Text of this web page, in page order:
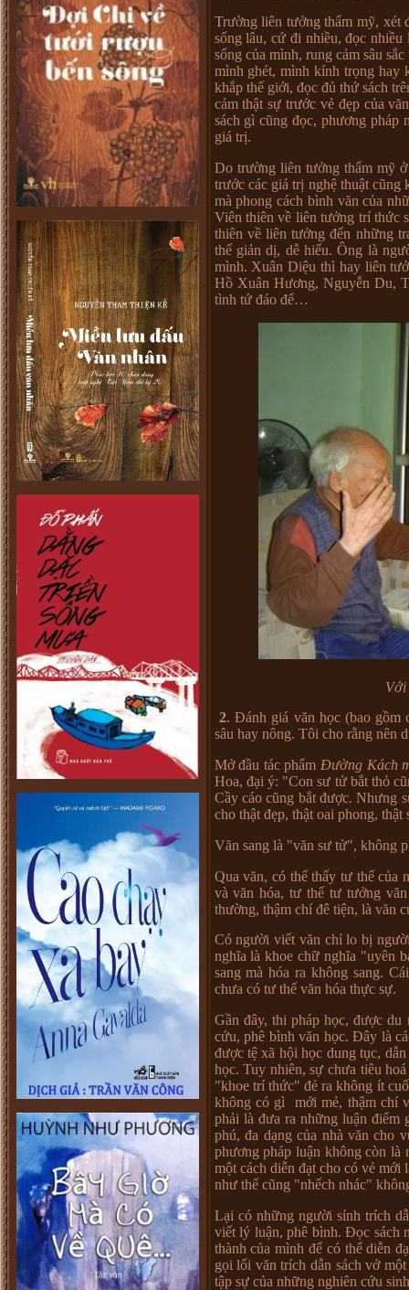
Trường liên tưởng thẩm mỹ, xét
sống lâu, cứ đi nhiều, đọc
sống của mình, rung cảm sâu
mình ghét, mình kính trọng
khắp thế giới, đọc đủ thứ sách
cảm thật sự trước vẻ đẹp của
sách gì cũng đọc, phương pháp
giá trị.
Do trường liên tưởng thẩm mỹ
trước các giá trị nghệ thuật
mà phong cách bình văn của
Viên thiên về liên tưởng trí thức
thiên về liên tưởng đến những
thế giản dị, dễ hiểu. Ông là
mình. Xuân Diệu thì hay liên
Hồ Xuân Hương, Nguyễn Du,
tình tứ đáo để…
Với
2. Đánh giá văn học (bao gồm
sâu hay nông. Tôi cho rằng nên
Mở đầu tác phẩmĐường Kách
Hoa, đại ý: "Con sư tử bắt thỏ
Cầy cáo cũng bắt được. Nhưng
cho thật đẹp, thật oai phong,
Văn sang là "văn sư tử", không
Qua văn, có thể thấy tư thế
và văn hóa, tư thế tư tưởng
thường, thậm chí đê tiện, là văn
Có người viết văn chỉ lo bị
nghĩa là khoe chữ nghĩa "uyên
sang mà hóa ra không sang.
chưa có tư thế văn hóa thực sự.
Gần đây, thi pháp học, được
cứu, phê bình văn học. Đây là
được tệ xã hội học dung tục,
học. Tuy nhiên, sự chưa tiêu
"khoe trí thức" đẻ ra không ít
không có gì mới mẻ, thậm chí
phải là đưa ra những luận điểm
phú, đa dạng của nhà văn cho
phương pháp luận không còn là
một cách diễn đạt cho có vẻ
như thế cũng "nhếch nhác"
Lại có những người sính trích
viết lý luận, phê bình. Đọc sách
thành của mình để có thể diễn
gọi lối văn trích dẫn sách vở
tập sự của những nghiên cứu